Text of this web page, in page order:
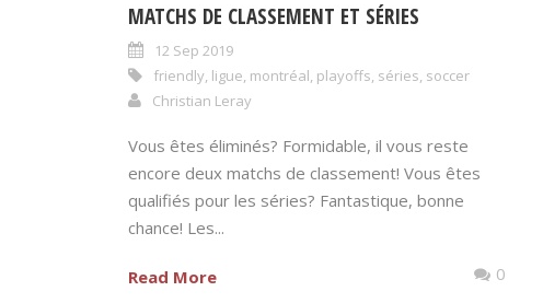
MATCHS DE CLASSEMENT ET SÉRIES
12 Sep 2019
friendly ligue montréal playoffs séries soccer
Christian Leray
Vous êtes éliminés? Formidable, il vous reste
encore deux matchs de classement! Vous êtes
qualifiés pour les séries? Fantastique, bonne
chance! Les...
Read More 0